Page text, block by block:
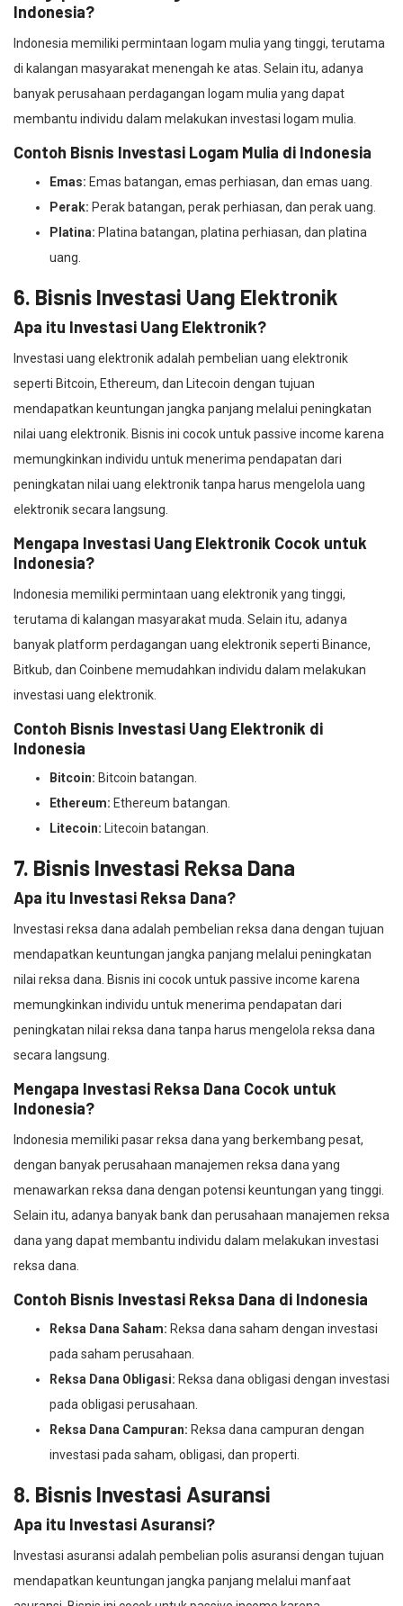
Indonesia?
Indonesia memiliki permintaan logam mulia yang tinggi, terutama
di kalangan masyarakat menengah ke atas. Selain itu, adanya
banyak perusahaan perdagangan logam mulia yang dapat
membantu individu dalam melakukan investasi logam mulia.
Contoh Bisnis Investasi Logam Mulia di Indonesia
Emas: Emas batangan, emas perhiasan, dan emas uang.
Perak: Perak batangan, perak perhiasan, dan perak uang.
Platina: Platina batangan, platina perhiasan, dan platina
uang.
6. Bisnis Investasi Uang Elektronik
Apa itu Investasi Uang Elektronik?
Investasi uang elektronik adalah pembelian uang elektronik
seperti Bitcoin, Ethereum, dan Litecoin dengan tujuan
mendapatkan keuntungan jangka panjang melalui peningkatan
nilai uang elektronik. Bisnis ini cocok untuk passive income karena
memungkinkan individu untuk menerima pendapatan dari
peningkatan nilai uang elektronik tanpa harus mengelola uang
elektronik secara langsung.
Mengapa Investasi Uang Elektronik Cocok untuk
Indonesia?
Indonesia memiliki permintaan uang elektronik yang tinggi,
terutama di kalangan masyarakat muda. Selain itu, adanya
banyak platform perdagangan uang elektronik seperti Binance,
Bitkub, dan Coinbene memudahkan individu dalam melakukan
investasi uang elektronik.
Contoh Bisnis Investasi Uang Elektronik di
Indonesia
Bitcoin: Bitcoin batangan.
Ethereum: Ethereum batangan.
Litecoin: Litecoin batangan.
7. Bisnis Investasi Reksa Dana
Apa itu Investasi Reksa Dana?
Investasi reksa dana adalah pembelian reksa dana dengan tujuan
mendapatkan keuntungan jangka panjang melalui peningkatan
nilai reksa dana. Bisnis ini cocok untuk passive income karena
memungkinkan individu untuk menerima pendapatan dari
peningkatan nilai reksa dana tanpa harus mengelola reksa dana
secara langsung.
Mengapa Investasi Reksa Dana Cocok untuk
Indonesia?
Indonesia memiliki pasar reksa dana yang berkembang pesat,
dengan banyak perusahaan manajemen reksa dana yang
menawarkan reksa dana dengan potensi keuntungan yang tinggi.
Selain itu, adanya banyak bank dan perusahaan manajemen reksa
dana yang dapat membantu individu dalam melakukan investasi
reksa dana.
Contoh Bisnis Investasi Reksa Dana di Indonesia
Reksa Dana Saham: Reksa dana saham dengan investasi
pada saham perusahaan.
Reksa Dana Obligasi: Reksa dana obligasi dengan investasi
pada obligasi perusahaan.
Reksa Dana Campuran: Reksa dana campuran dengan
investasi pada saham, obligasi, dan properti.
8. Bisnis Investasi Asuransi
Apa itu Investasi Asuransi?
Investasi asuransi adalah pembelian polis asuransi dengan tujuan
mendapatkan keuntungan jangka panjang melalui manfaat